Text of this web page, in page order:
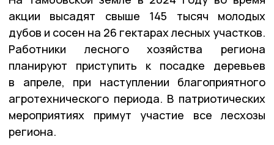
акции высадят свыше 145 тысяч молодых
дубов и сосен на 26 гектарах лесных участков.
Работники лесного хозяйства региона
планируют приступить к посадке деревьев
в апреле, при наступлении благоприятного
агротехнического периода. В патриотических
мероприятиях примут участие все лесхозы
региона.